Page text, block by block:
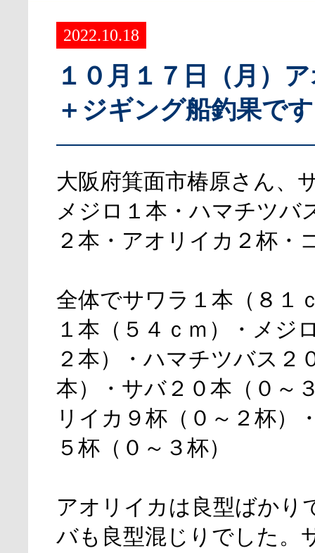
2022.10.18
１０月１７日（月）
＋ジギング船釣果です
大阪府箕面市椿原さん、
メジロ１本・ハマチツバ
２本・アオリイカ２杯・
全体でサワラ１本（８１
１本（５４ｃｍ）・メジ
２本）・ハマチツバス２
本）・サバ２０本（０～
リイカ９杯（０～２杯）
５杯（０～３杯）
アオリイカは良型ばかり
バも良型混じりでした。